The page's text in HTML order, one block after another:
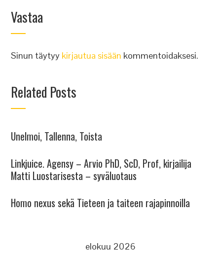
Vastaa
Sinun täytyy kirjautua sisään kommentoidaksesi.
Related Posts
Unelmoi, Tallenna, Toista
Linkjuice. Agensy – Arvio PhD, ScD, Prof, kirjailija
Matti Luostarisesta – syväluotaus
Homo nexus sekä Tieteen ja taiteen rajapinnoilla
elokuu 2026